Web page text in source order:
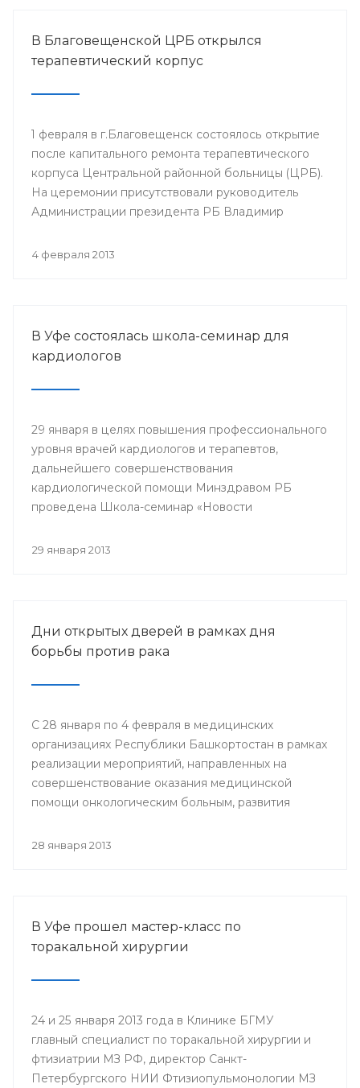
В Благовещенской ЦРБ открылся
терапевтический корпус
1 февраля в г.Благовещенск состоялось открытие
после капитального ремонта терапевтического
корпуса Центральной районной больницы (ЦРБ).
На церемонии присутствовали руководитель
Администрации президента РБ Владимир
Шебаев, глава администрации МР
4 февраля 2013
В Уфе состоялась школа-семинар для
кардиологов
29 января в целях повышения профессионального
уровня врачей кардиологов и терапевтов,
дальнейшего совершенствования
кардиологической помощи Минздравом РБ
проведена Школа-семинар «Новости
29 января 2013
Дни открытых дверей в рамках дня
борьбы против рака
С 28 января по 4 февраля в медицинских
организациях Республики Башкортостан в рамках
реализации мероприятий, направленных на
совершенствование оказания медицинской
помощи онкологическим больным, развития
поддержки инициативы «Международного союза
28 января 2013
В Уфе прошел мастер-класс по
торакальной хирургии
24 и 25 января 2013 года в Клинике БГМУ
главный специалист по торакальной хирургии и
фтизиатрии МЗ РФ, директор Санкт-
Петербургского НИИ Фтизиопульмонологии МЗ